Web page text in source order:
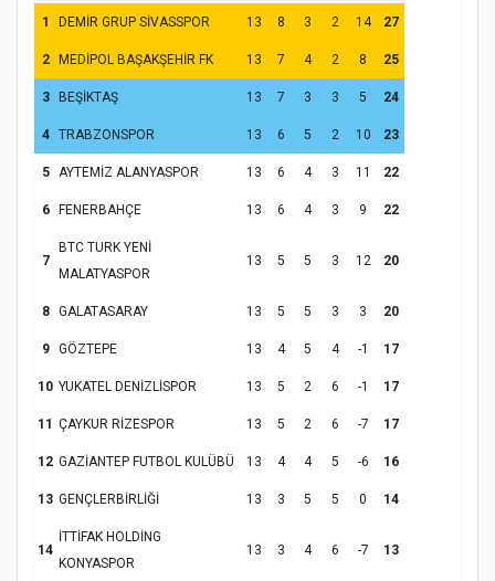
1 DEMİR GRUP SİVASSPOR 13 8 3 2 14 27
2 MEDİPOL BAŞAKŞEHİR FK 13 7 4 2 8 25
3 BEŞİKTAŞ 13 7 3 3 5 24
4 TRABZONSPOR 13 6 5 2 10 23
5 AYTEMİZ ALANYASPOR 13 6 4 3 11 22
6 FENERBAHÇE 13 6 4 3 9 22
7
BTC TURK YENİ
MALATYASPOR
13 5 5 3 12 20
8 GALATASARAY 13 5 5 3 3 20
9 GÖZTEPE 13 4 5 4 -1 17
10 YUKATEL DENİZLİSPOR 13 5 2 6 -1 17
11 ÇAYKUR RİZESPOR 13 5 2 6 -7 17
12 GAZİANTEP FUTBOL KULÜBÜ 13 4 4 5 -6 16
13 GENÇLERBİRLİĞİ 13 3 5 5 0 14
14
İTTİFAK HOLDİNG
KONYASPOR
13 3 4 6 -7 13